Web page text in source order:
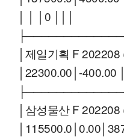
│ │ │0 │││
│제일기획 F
│22300.00│-400.00
│삼성물산 F